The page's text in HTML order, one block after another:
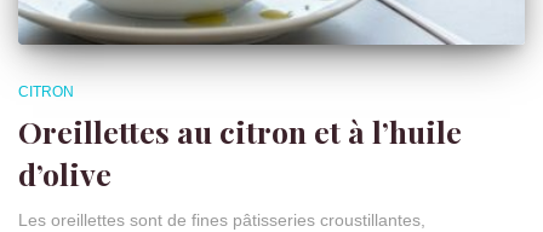
CITRON
Oreillettes au citron et à l’huile
d’olive
Les oreillettes sont de fines pâtisseries croustillantes,